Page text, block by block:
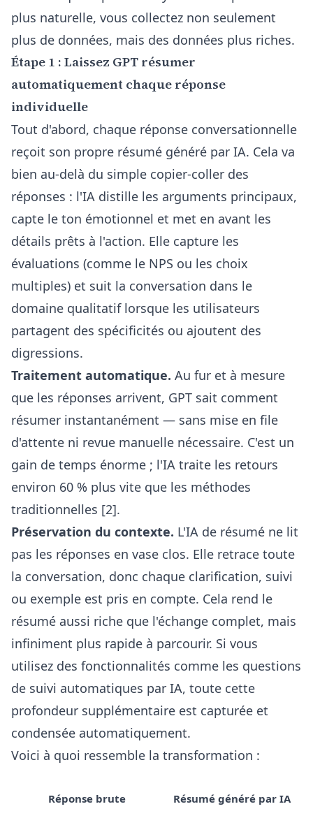
plus naturelle, vous collectez non seulement
plus de données, mais des données plus riches.
Étape 1 : Laissez GPT résumer
automatiquement chaque réponse
individuelle
Tout d'abord, chaque réponse conversationnelle
reçoit son propre résumé généré par IA. Cela va
bien au-delà du simple copier-coller des
réponses : l'IA distille les arguments principaux,
capte le ton émotionnel et met en avant les
détails prêts à l'action. Elle capture les
évaluations (comme le NPS ou les choix
multiples) et suit la conversation dans le
domaine qualitatif lorsque les utilisateurs
partagent des spécificités ou ajoutent des
digressions.
Traitement automatique. Au fur et à mesure
que les réponses arrivent, GPT sait comment
résumer instantanément — sans mise en file
d'attente ni revue manuelle nécessaire. C'est un
gain de temps énorme ; l'IA traite les retours
environ 60 % plus vite que les méthodes
traditionnelles [2].
Préservation du contexte. L'IA de résumé ne lit
pas les réponses en vase clos. Elle retrace toute
la conversation, donc chaque clarification, suivi
ou exemple est pris en compte. Cela rend le
résumé aussi riche que l'échange complet, mais
infiniment plus rapide à parcourir. Si vous
utilisez des fonctionnalités comme les questions
de suivi automatiques par IA, toute cette
profondeur supplémentaire est capturée et
condensée automatiquement.
Voici à quoi ressemble la transformation :
Réponse brute
Résumé généré par IA